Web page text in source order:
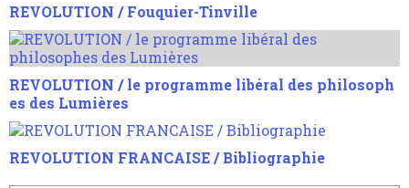
REVOLUTION / Fouquier-Tinville
REVOLUTION / le programme libéral des philosoph
es des Lumières
REVOLUTION FRANCAISE / Bibliographie